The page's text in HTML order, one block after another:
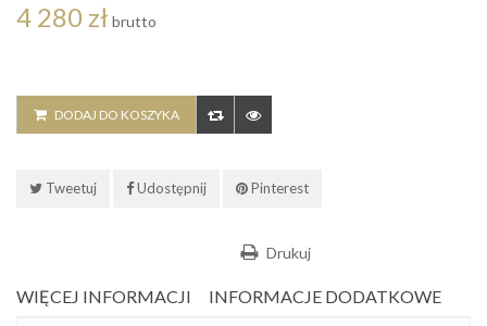
4 280 zł brutto
DODAJ DO KOSZYKA
Tweetuj Udostępnij Pinterest
Drukuj
WIĘCEJ INFORMACJI INFORMACJE DODATKOWE